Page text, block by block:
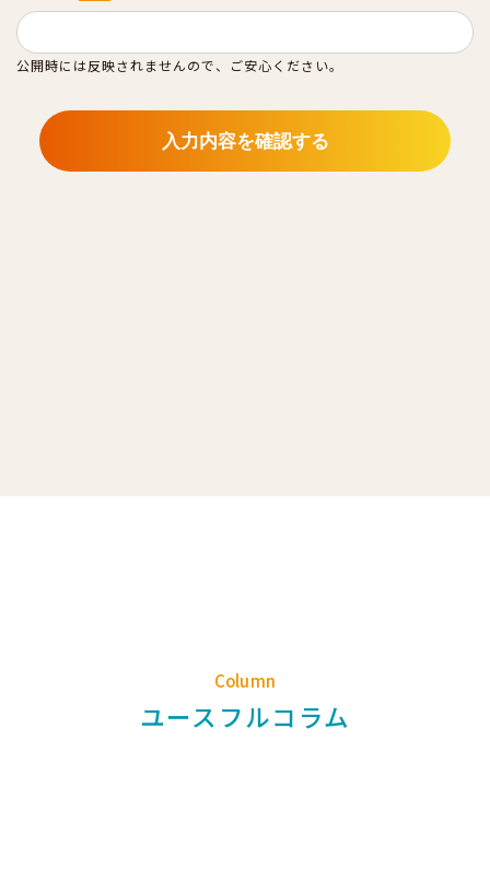
公開時には反映されませんので、ご安心ください。
Column
ユースフルコラム